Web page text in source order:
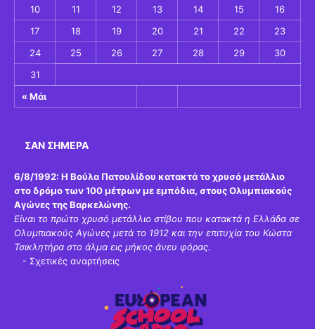
« Μάι
10
11 12 13 14 15
16
17
18 19 20 21 22
23
24
25 26 27 28 29
30
31
ΣΑΝ ΣΉΜΕΡΑ
6/8/1992: Η Βούλα Πατουλίδου κατακτά το χρυσό μετάλλιο
στο δρόμο των 100 μέτρων με εμπόδια, στους Ολυμπιακούς
Αγώνες της Βαρκελώνης.
Είναι το πρώτο χρυσό μετάλλιο στίβου που κατακτά η Ελλάδα σε
Ολυμπιακούς Αγώνες μετά το 1912 και την επιτυχία του Κώστα
Τσικλητήρα στο άλμα εις μήκος άνευ φόρας.
- Σχετικές αναρτήσεις